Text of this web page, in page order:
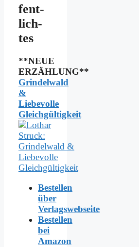
fent­
lich­
tes
**NEUE
ERZÄHLUNG**
Grindelwald
&
Liebevolle
Gleichgültigkeit
Bestellen
über
Verlagswebseite
Bestellen
bei
Amazon